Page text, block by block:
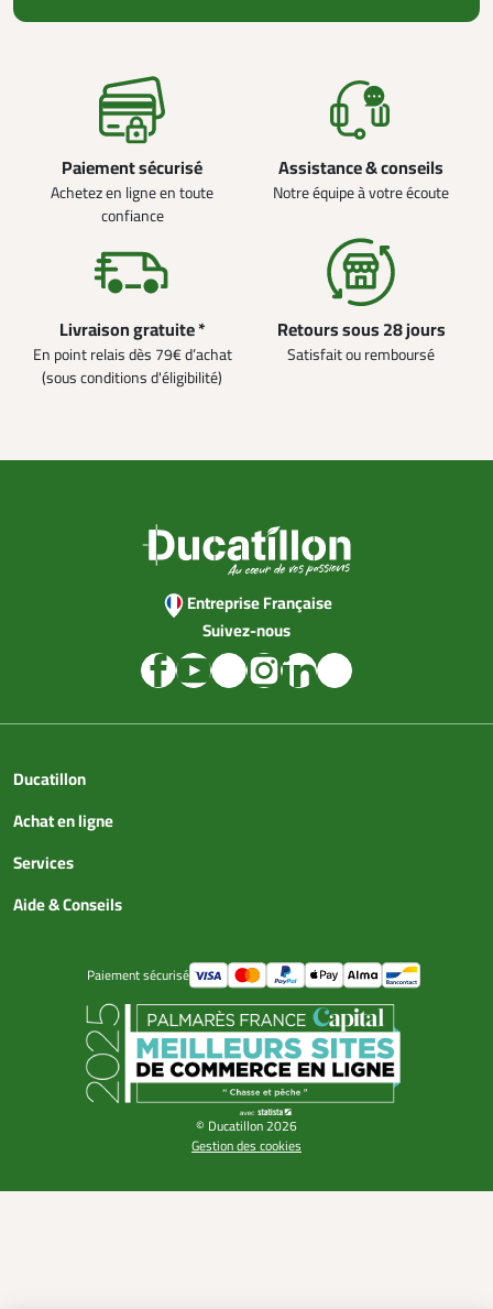
Paiement sécurisé
Achetez en ligne en toute
confiance
Assistance & conseils
Notre équipe à votre écoute
Livraison gratuite *
En point relais dès 79€ d’achat
(sous conditions d'éligibilité)
Retours sous 28 jours
Satisfait ou remboursé
Entreprise Française
Suivez-nous
Ducatillon
Achat en ligne
Services
Aide & Conseils
Paiement sécurisé
© Ducatillon 2026
Gestion des cookies